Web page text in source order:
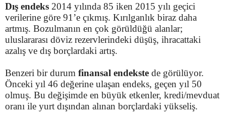
Dış endeks 2014 yılında 85 iken 2015 yılı geçici
verilerine göre 91’e çıkmış. Kırılganlık biraz daha
artmış. Bozulmanın en çok görüldüğü alanlar;
uluslararası döviz rezervlerindeki düşüş, ihracattaki
azalış ve dış borçlardaki artış.
Benzeri bir durum finansal endekste de görülüyor.
Önceki yıl 46 değerine ulaşan endeks, geçen yıl 50
olmuş. Bu değişimde en büyük etkenler, kredi/mevduat
oranı ile yurt dışından alınan borçlardaki yükseliş.